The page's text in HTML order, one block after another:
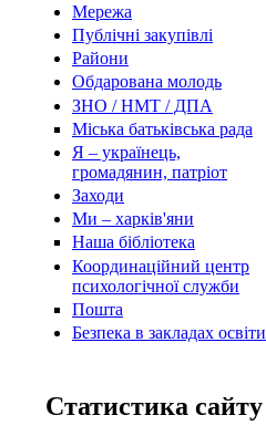
Мережа
Публічні закупівлі
Райони
Обдарована молодь
ЗНО / НМТ / ДПА
Міська батьківська рада
Я – українець,
громадянин, патріот
Заходи
Ми – харків'яни
Наша бібліотека
Координаційний центр
психологічної служби
Пошта
Безпека в закладах освіти
Статистика сайту